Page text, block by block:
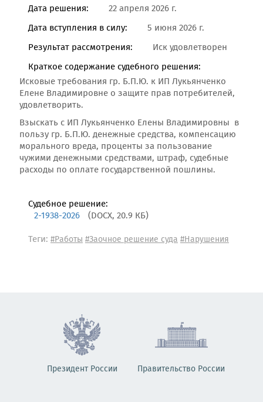
Дата решения:
22 апреля 2026 г.
Дата вступления в силу:
5 июня 2026 г.
Результат рассмотрения:
Иск удовлетворен
Краткое содержание судебного решения:
Исковые требования гр. Б.П.Ю. к ИП Лукьянченко
Елене Владимировне о защите прав потребителей,
удовлетворить.
Взыскать с ИП Лукьянченко Елены Владимировны в
пользу гр. Б.П.Ю. денежные средства, компенсацию
морального вреда, проценты за пользование
чужими денежными средствами, штраф, судебные
расходы по оплате государственной пошлины.
Судебное решение:
2-1938-2026 (DOCX, 20.9 КБ)
Теги: #Работы#Заочное решение суда#Нарушения
Президент России Правительство России